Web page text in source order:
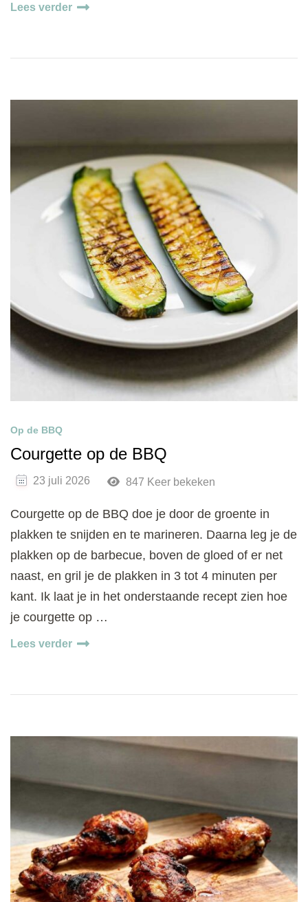
Lees verder
Op de BBQ
Courgette op de BBQ
23 juli 2026 847 Keer bekeken
Courgette op de BBQ doe je door de groente in
plakken te snijden en te marineren. Daarna leg je de
plakken op de barbecue, boven de gloed of er net
naast, en gril je de plakken in 3 tot 4 minuten per
kant. Ik laat je in het onderstaande recept zien hoe
je courgette op …
Lees verder